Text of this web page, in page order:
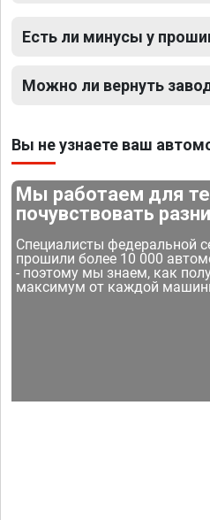
Есть ли минусы у
Можно ли вернуть
Вы не узнаете ваш
Мы работаем для
почувствовать
Специалисты федеральной
прошили более 10 000
- поэтому мы знаем, как
максимум от каждой